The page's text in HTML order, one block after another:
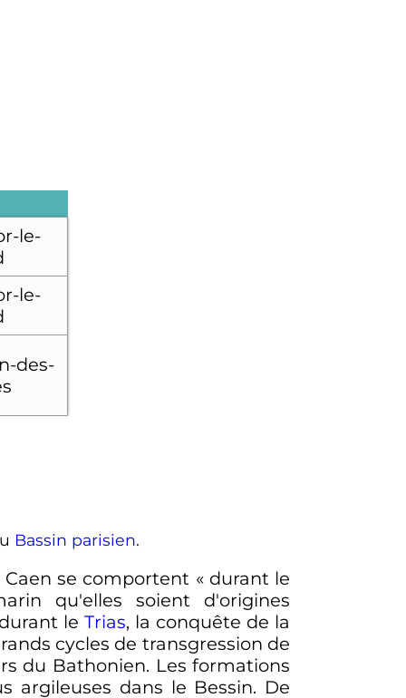
le-
le-
des-
Bassin parisien.
se comportent « durant le
qu'elles soient d'origines
leTrias, la conquête de la
cycles de transgression de
du Bathonien. Les formations
argileuses dans le Bessin. De